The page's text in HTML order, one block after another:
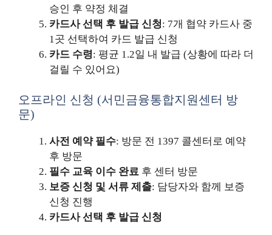
승인 후 약정 체결
카드사 선택 후 발급 신청: 7개 협약 카드사 중
1곳 선택하여 카드 발급 신청
카드 수령: 평균 1.2일 내 발급 (상황에 따라 더
걸릴 수 있어요)
오프라인 신청 (서민금융통합지원센터 방
문)
사전 예약 필수: 방문 전 1397 콜센터로 예약
후 방문
필수 교육 이수 완료 후 센터 방문
보증 신청 및 서류 제출: 담당자와 함께 보증
신청 진행
카드사 선택 후 발급 신청